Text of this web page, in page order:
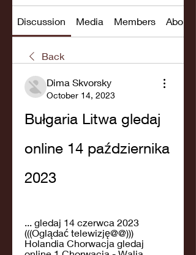
Discussion Media Members About
Back
Dima Skvorsky
October 14, 2023
Bułgaria Litwa gledaj
online 14 października
2023
... gledaj 14 czerwca 2023
(((Oglądać telewizję@@)))
Holandia Chorwacja gledaj